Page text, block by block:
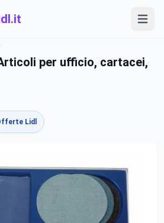
per ufficio, cartacei,
Lidl